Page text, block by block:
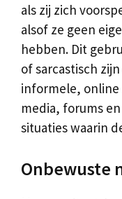
als zij zich
alsof ze geen
hebben. Dit
of sarcastisch
informele, online
media, forums
situaties waarin
Onbewuste